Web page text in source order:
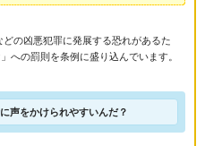
どの凶悪犯罪に発展する恐れがあるた
への罰則を条例に盛り込んでいます。
声をかけられやすいんだ？